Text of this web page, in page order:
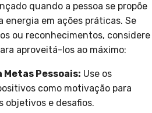
quando a pessoa se propõe
energia em ações práticas. Se
ou reconhecimentos, considere
aproveitá-los ao máximo:
Metas Pessoais: Use os
como motivação para
objetivos e desafios.